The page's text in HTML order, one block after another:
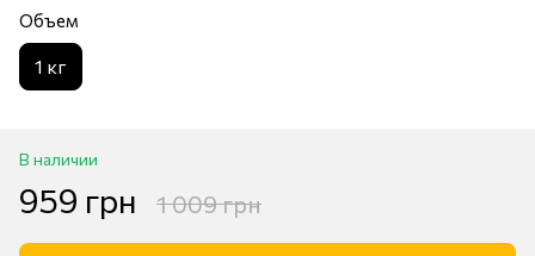
Объем
1 кг
В наличии
959 грн 1 009 грн